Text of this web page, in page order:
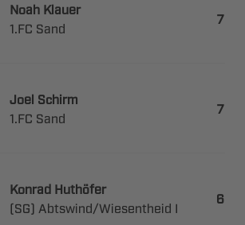
 
 

 
 

 
 ​ 
